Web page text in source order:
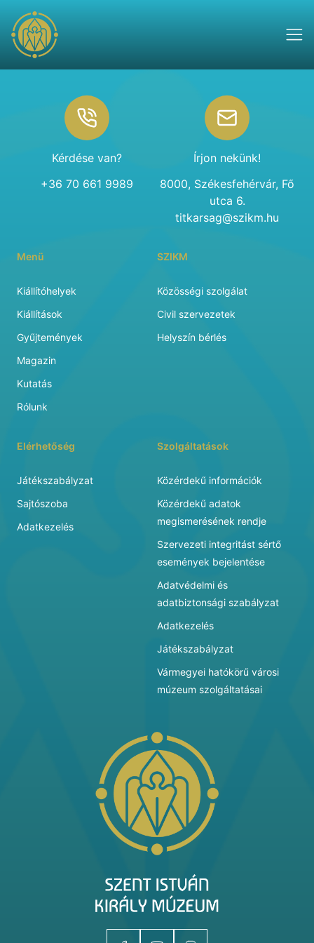
Kérdése van?
+36 70 661 9989
Írjon nekünk!
8000, Székesfehérvár, Fő
utca 6.
titkarsag@szikm.hu
Menü
Kiállítóhelyek
Kiállítások
Gyűjtemények
Magazin
Kutatás
Rólunk
SZIKM
Közösségi szolgálat
Civil szervezetek
Helyszín bérlés
Elérhetőség
Játékszabályzat
Sajtószoba
Adatkezelés
Szolgáltatások
Közérdekű információk
Közérdekű adatok
megismerésének rendje
Szervezeti integritást sértő
események bejelentése
Adatvédelmi és
adatbiztonsági szabályzat
Adatkezelés
Játékszabályzat
Vármegyei hatókörű városi
múzeum szolgáltatásai